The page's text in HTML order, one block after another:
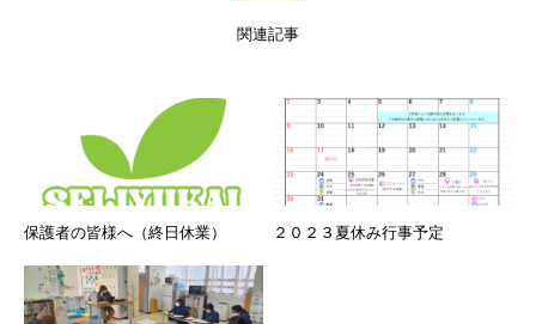
関連記事
保護者の皆様へ（終日休業） ２０２３夏休み行事予定